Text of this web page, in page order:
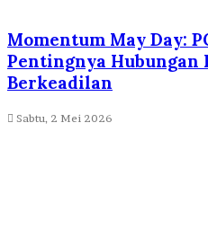
Momentum May Day:
Pentingnya
Berkeadilan
Sabtu, 2 Mei 2026